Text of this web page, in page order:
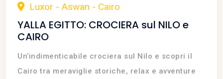
Luxor - Aswan - Cairo
YALLA EGITTO: CROCIERA sul NILO e
CAIRO
Un’indimenticabile crociera sul Nilo e scopri il
Cairo tra meraviglie storiche, relax e avventure